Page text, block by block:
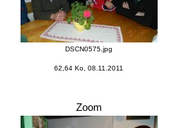
DSCN0575.jpg
62,64 Ko, 08.11.2011
Zoom